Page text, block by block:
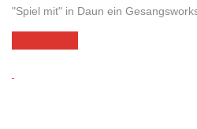
"Spiel mit" in Daun ein